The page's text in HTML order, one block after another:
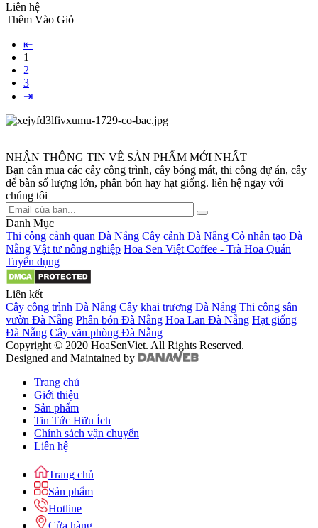
Liên hệ
Thêm Vào Giỏ
⇤
1
2
3
⇥
NHẬN THÔNG TIN VỀ SẢN PHẨM MỚI NHẤT
Bạn cần mua các cây công trình, cây bóng mát, thi công dự án, cây
để bàn số lượng lớn, phân bón hay hạt giống. liên hệ ngay với
chúng tôi
Danh Mục
Thi công cảnh quan Đà Nẵng Cây cảnh Đà Nẵng Cỏ nhân tạo Đà
Nẵng Vật tư nông nghiệp Hoa Sen Việt Coffee - Trà Hoa Quán
Tuyển dụng
Liên kết
Cây công trình Đà Nẵng Cây khai trương Đà Nẵng Thi công sân
vườn Đà Nẵng Phân bón Đà Nẵng Hoa Lan Đà Nẵng Hạt giống
Đà Nẵng Cây văn phòng Đà Nẵng
Copyright © 2020 HoaSenViet. All Rights Reserved.
Designed and Maintained by
Trang chủ
Giới thiệu
Sản phẩm
Tin Tức Hữu Ích
Chính sách vận chuyển
Liên hệ
Trang chủ
Sản phẩm
Hotline